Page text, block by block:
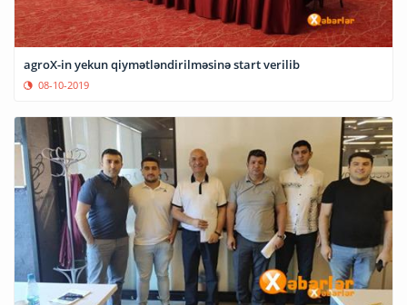
agroX-in yekun qiymətləndirilməsinə start verilib
08-10-2019